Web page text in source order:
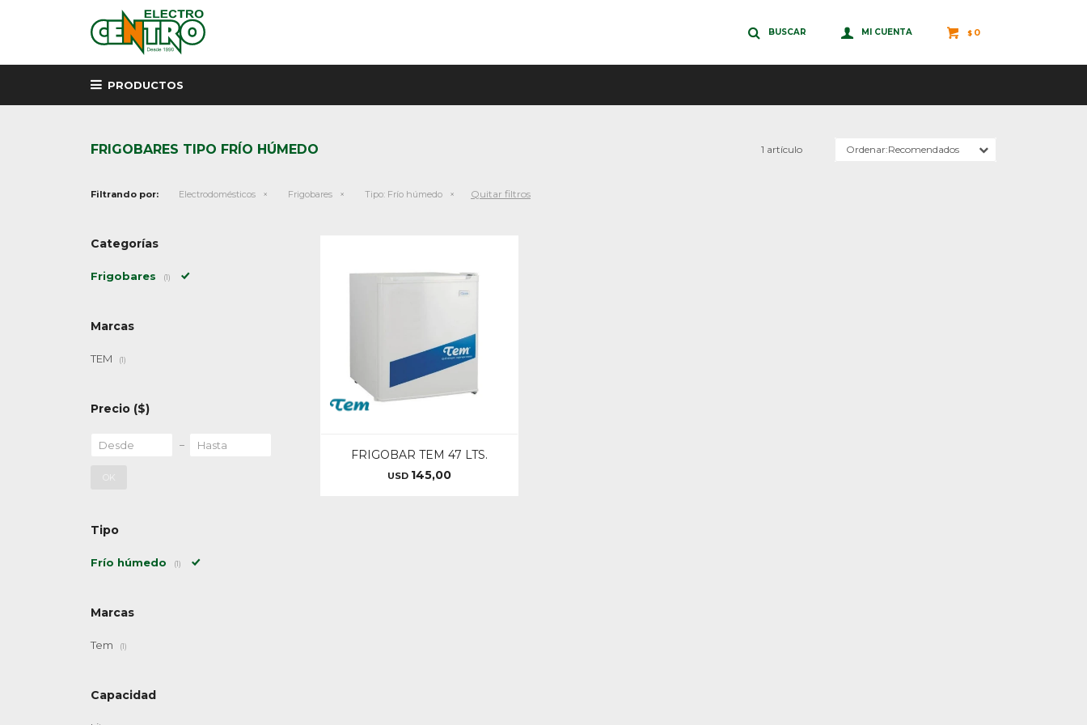
PRODUCTOS
$ 0
FRIGOBARES TIPO FRÍO HÚMEDO 1 artículo Recomendados
Filtrando por: Electrodomésticos Frigobares Tipo: Frío húmedo Quitar filtros
FRIGOBAR TEM 47 LTS.
USD 145,00
Categorías
Frigobares (1)
Marcas
TEM (1)
Precio ($)
OK
Tipo
Frío húmedo (1)
Marcas
Tem (1)
Capacidad